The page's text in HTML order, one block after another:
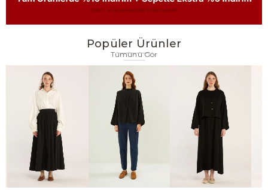
Popüler Ürünler
Tümünü Gör